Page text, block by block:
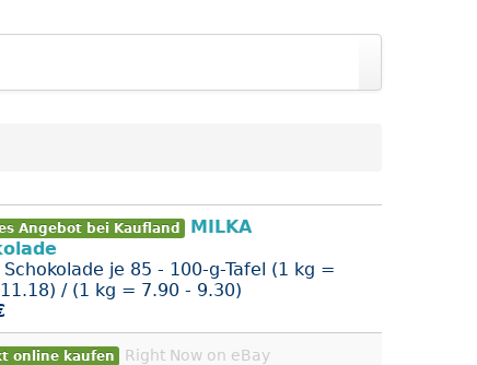
Angebot bei Kaufland
MILKA
Schokolade je 85 - 100-g-Tafel (1 kg =
/ (1 kg = 7.90 - 9.30)
online kaufen Right Now on eBay